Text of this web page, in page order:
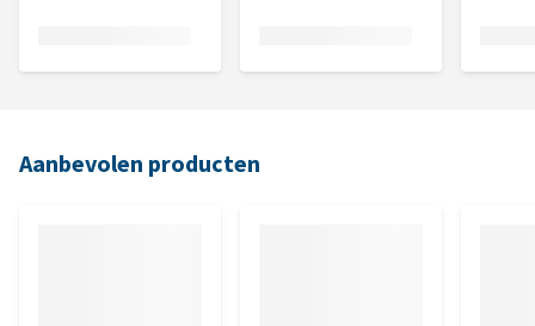
Aanbevolen producten